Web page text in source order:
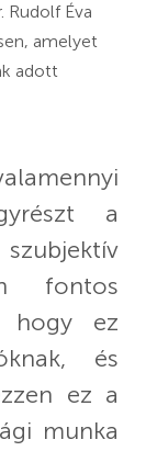
Rudolf Éva
amelyet
adott
a
fontos
hogy ez
és
ez a
munka